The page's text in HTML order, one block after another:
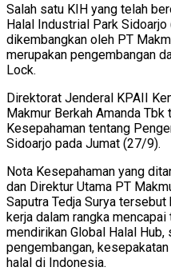
Salah satu KIH yang telah
Halal Industrial Park
dikembangkan oleh PT
merupakan pengembangan
Lock.
Direktorat Jenderal KPAII
Makmur Berkah Amanda
Kesepahaman tentang
Sidoarjo pada Jumat (27/9).
Nota Kesepahaman yang
dan Direktur Utama PT
Saputra Tedja Surya
kerja dalam rangka
mendirikan Global Halal
pengembangan,
halal di Indonesia.